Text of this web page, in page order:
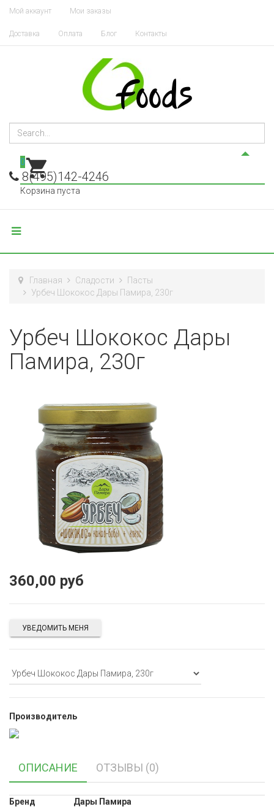
Мой аккаунт Мои заказы
Доставка Оплата Блог Контакты
8(495)142-4246
0
Корзина пуста
Главная Сладости
Пасты
Урбеч Шококос Дары Памира, 230г
Урбеч Шококос Дары
Памира, 230г
360,00 руб
УВЕДОМИТЬ МЕНЯ
Производитель
ОПИСАНИЕ ОТЗЫВЫ (0)
Бренд Дары Памира